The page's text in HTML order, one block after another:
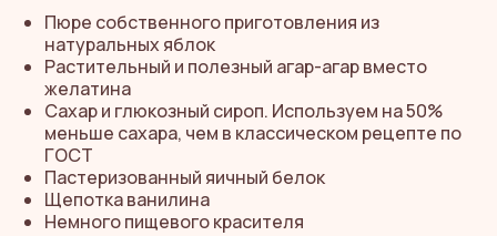
Пюре собственного приготовления из
натуральных яблок
Растительный и полезный агар-агар вместо
желатина
Сахар и глюкозный сироп. Используем на 50%
меньше сахара, чем в классическом рецепте по
ГОСТ
Пастеризованный яичный белок
Щепотка ванилина
Немного пищевого красителя